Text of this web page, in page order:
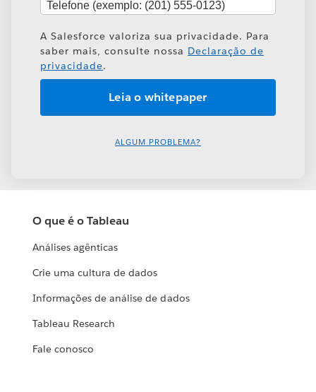
A Salesforce valoriza sua privacidade. Para
saber mais, consulte nossa Declaração de
privacidade.
ALGUM PROBLEMA?
O que é o Tableau
Análises agênticas
Crie uma cultura de dados
Informações de análise de dados
Tableau Research
Fale conosco